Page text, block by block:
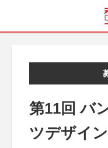
第11回 バ
ツデザイ